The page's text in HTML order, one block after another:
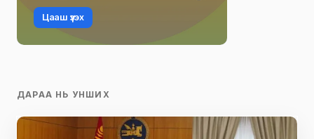
Цааш үзэх
ДАРАА НЬ УНШИХ